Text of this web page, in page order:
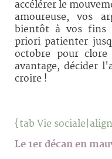
accélérer le
amoureuse, vos
bientôt à vos fins
priori patienter
octobre pour
avantage, décider
croire !
{tab Vie
Le 1er décan en